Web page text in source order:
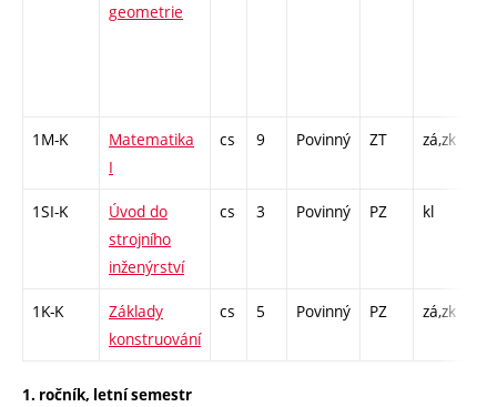
geometrie
1M-K
Matematika
I
cs 9 Povinný ZT zá,zk
1SI-K
Úvod do
strojního
inženýrství
cs 3 Povinný PZ kl
1K-K
Základy
konstruování
cs 5 Povinný PZ zá,zk
1. ročník, letní semestr